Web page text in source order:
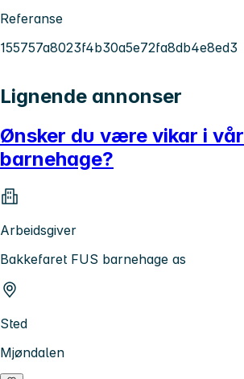
Referanse
155757a8023f4b30a5e72fa8db4e8ed3
Lignende annonser
Ønsker du være vikar i vår
barnehage?
Arbeidsgiver
Bakkefaret FUS barnehage as
Sted
Mjøndalen